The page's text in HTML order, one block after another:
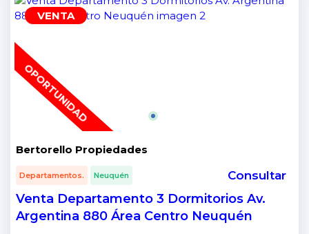
VENTA
OPORTUNIDAD
Bertorello Propiedades
Departamentos. Neuquén Consultar
Venta Departamento 3 Dormitorios Av.
Argentina 880 Área Centro Neuquén